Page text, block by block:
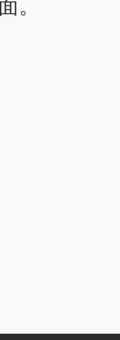
。